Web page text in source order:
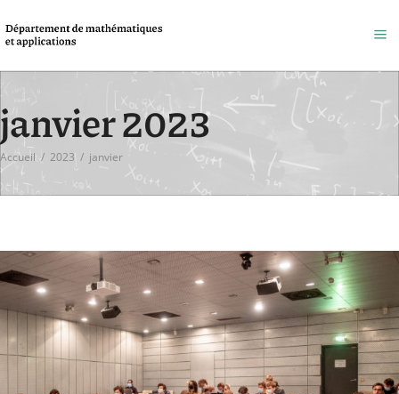
janvier 2023
Accueil / 2023 / janvier